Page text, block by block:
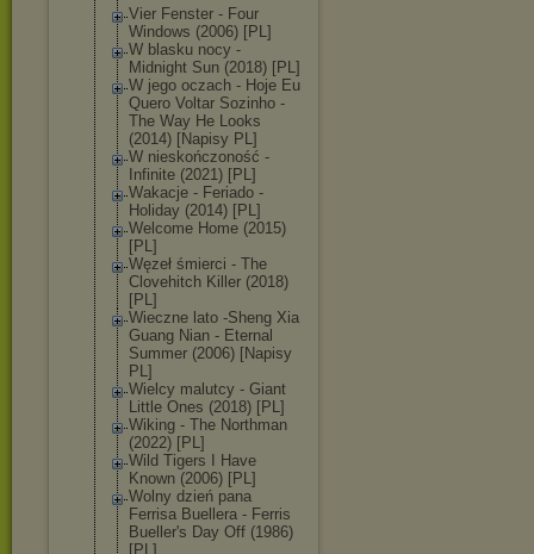
Vier Fenster - Four
Windows (2006) [PL]
W blasku nocy -
Midnight Sun (2018) [PL]
W jego oczach - Hoje Eu
Quero Voltar Sozinho -
The Way He Looks
(2014) [Napisy PL]
W nieskończoność -
Infinite (2021) [PL]
Wakacje - Feriado -
Holiday (2014) [PL]
Welcome Home (2015)
[PL]
Węzeł śmierci - The
Clovehitch Killer (2018)
[PL]
Wieczne lato -Sheng Xia
Guang Nian - Eternal
Summer (2006) [Napisy
PL]
Wielcy malutcy - Giant
Little Ones (2018) [PL]
Wiking - The Northman
(2022) [PL]
Wild Tigers I Have
Known (2006) [PL]
Wolny dzień pana
Ferrisa Buellera - Ferris
Bueller's Day Off (1986)
[PL]